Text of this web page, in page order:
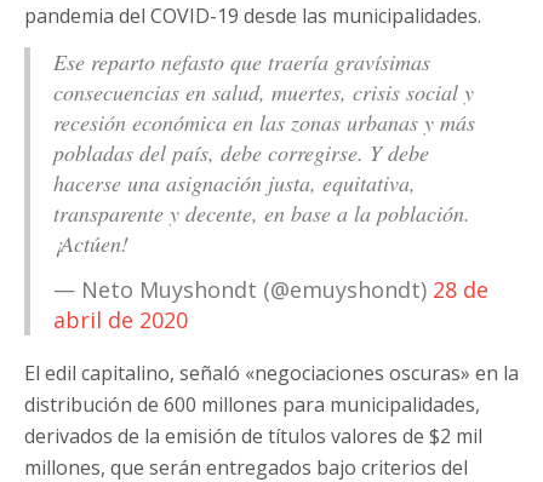
pandemia del COVID-19 desde las municipalidades.
Ese reparto nefasto que traería gravísimas
consecuencias en salud, muertes, crisis social y
recesión económica en las zonas urbanas y más
pobladas del país, debe corregirse. Y debe
hacerse una asignación justa, equitativa,
transparente y decente, en base a la población.
¡Actúen!
— Neto Muyshondt (@emuyshondt) 28 de
abril de 2020
El edil capitalino, señaló «negociaciones oscuras» en la
distribución de 600 millones para municipalidades,
derivados de la emisión de títulos valores de $2 mil
millones, que serán entregados bajo criterios del